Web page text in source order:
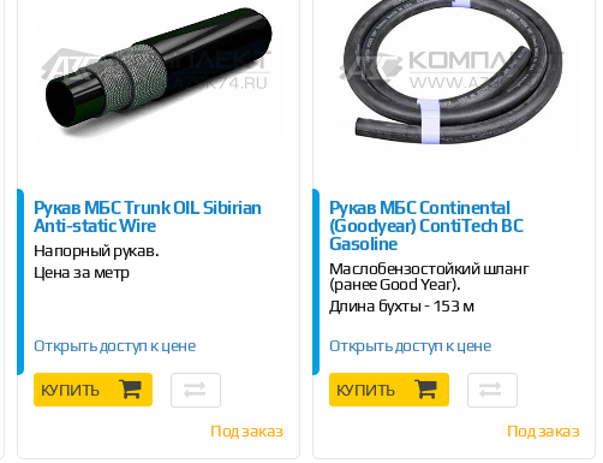
Рукав МБС Trunk OIL Sibirian
Anti-static Wire
Напорный рукав.
Цена за метр
Открыть доступ к цене
КУПИТЬ
Под заказ
Рукав МБС Continental
(Goodyear) ContiTech BC
Gasoline
Маслобензостойкий шланг
(ранее Good Year).
Длина бухты - 153 м
Открыть доступ к цене
КУПИТЬ
Под заказ